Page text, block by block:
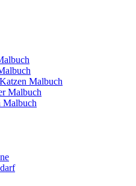
Malbuch
Malbuch
Malbuch